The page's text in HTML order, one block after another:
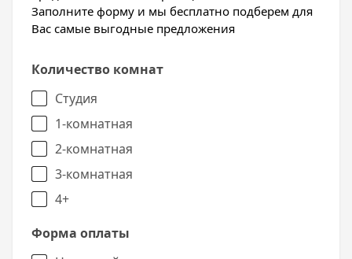
Заполните форму и мы бесплатно подберем для
Вас самые выгодные предложения
Количество комнат
Студия
1-комнатная
2-комнатная
3-комнатная
4+
Форма оплаты